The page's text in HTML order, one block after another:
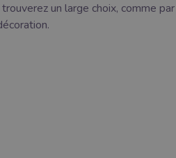
un large choix, comme